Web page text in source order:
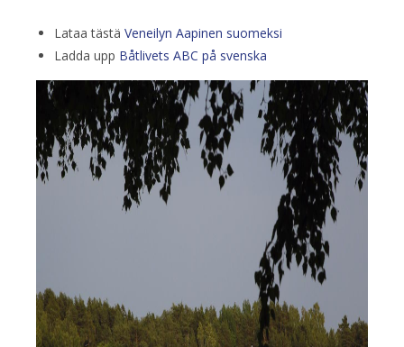
Lataa tästä Veneilyn Aapinen suomeksi
Ladda upp Båtlivets ABC på svenska